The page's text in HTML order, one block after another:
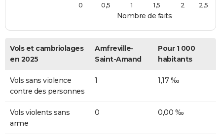
Nombre de faits
0
0,5 1 1,5 2 2,5
Vols et cambriolages
en 2025
Amfreville-
Saint-Amand
Pour 1 000
habitants
Vols sans violence
contre des personnes
1 1,17 ‰
Vols violents sans
arme
0 0,00 ‰